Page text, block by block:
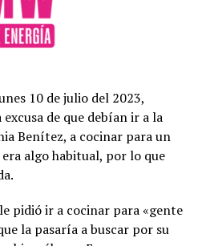
10 de julio del 2023,
de que debían ir a la
Benítez, a cocinar para un
algo habitual, por lo que
pidió ir a cocinar para «gente
la pasaría a buscar por su